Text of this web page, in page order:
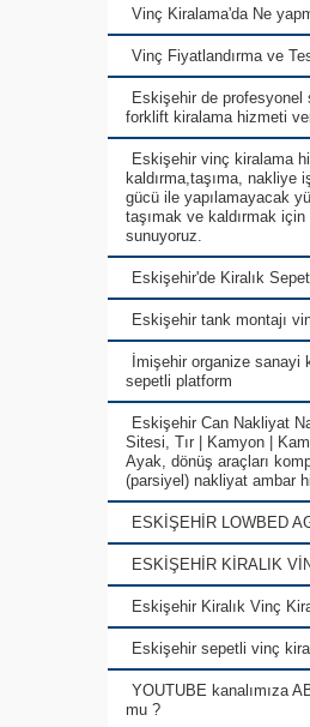
Vinç Kiralama'da Ne
Vinç Fiyatlandırma ve
Eskişehir de
forklift kiralama hizmeti
Eskişehir vinç kiralama
kaldırma,taşıma, nakliye
gücü ile yapılamayacak
taşımak ve kaldırmak
sunuyoruz.
Eskişehir'de Kiralık
Eskişehir tank montajı
İmişehir organize sanayi
sepetli platform
Eskişehir Can Nakliyat
Sitesi, Tır | Kamyon |
Ayak, dönüş araçları
(parsiyel) nakliyat ambar
ESKİŞEHİR LOWBED
ESKİŞEHİR KİRALIK
Eskişehir Kiralık Vinç
Eskişehir sepetli vinç
YOUTUBE kanalımıza
mu ?